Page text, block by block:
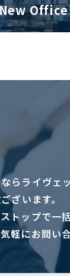
らライヴェッ
ざいます。
トップで一
軽にお問い